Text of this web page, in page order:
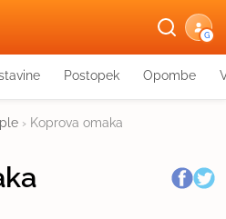
G
Postopek Opombe
› Koprova omaka